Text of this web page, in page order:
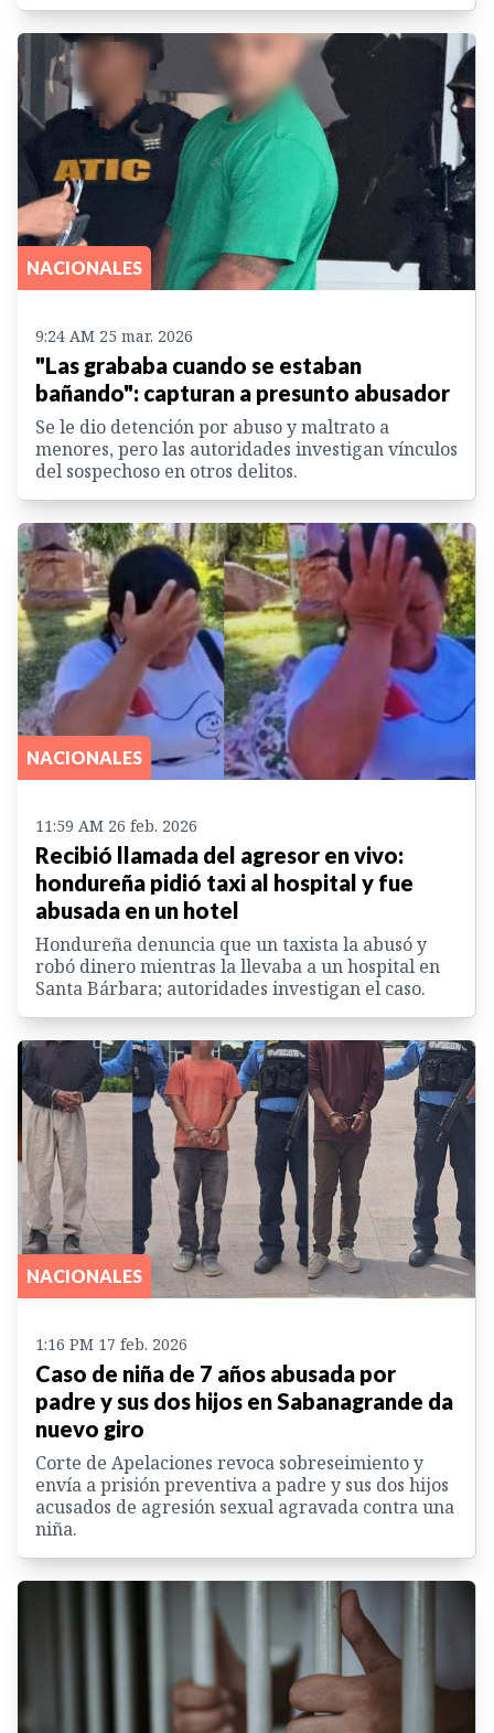
NACIONALES
9:24 AM 25 mar. 2026
"Las grababa cuando se estaban
bañando": capturan a presunto abusador
Se le dio detención por abuso y maltrato a
menores, pero las autoridades investigan vínculos
del sospechoso en otros delitos.
NACIONALES
11:59 AM 26 feb. 2026
Recibió llamada del agresor en vivo:
hondureña pidió taxi al hospital y fue
abusada en un hotel
Hondureña denuncia que un taxista la abusó y
robó dinero mientras la llevaba a un hospital en
Santa Bárbara; autoridades investigan el caso.
NACIONALES
1:16 PM 17 feb. 2026
Caso de niña de 7 años abusada por
padre y sus dos hijos en Sabanagrande da
nuevo giro
Corte de Apelaciones revoca sobreseimiento y
envía a prisión preventiva a padre y sus dos hijos
acusados de agresión sexual agravada contra una
niña.